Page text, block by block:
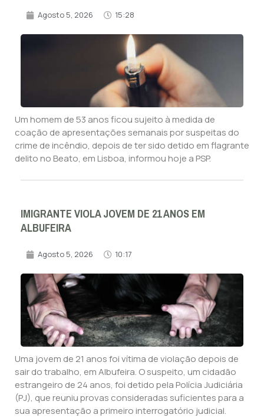
Agosto 5, 2026 15:28
Um homem de 53 anos ficou sujeito à medida de
coação de apresentações semanais por suspeitas do
crime de incêndio, depois de ter sido detido em flagrante
delito no Beato, em Lisboa, informou hoje a PSP.
IMIGRANTE VIOLA JOVEM DE 21 ANOS EM
ALBUFEIRA
Agosto 5, 2026 10:17
Uma jovem de 21 anos foi vítima de violação depois de
sair do trabalho, em Albufeira. O suspeito, um cidadão
estrangeiro de 24 anos, foi detido pela Polícia Judiciária
(PJ), que reuniu provas consideradas suficientes para a
sua apresentação a primeiro interrogatório judicial.